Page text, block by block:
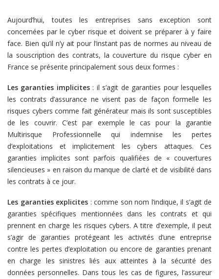
Aujourd’hui, toutes les entreprises sans exception sont
concernées par le cyber risque et doivent se préparer à y faire
face. Bien qu’il n’y ait pour l’instant pas de normes au niveau de
la souscription des contrats, la couverture du risque cyber en
France se présente principalement sous deux formes :
Les garanties implicites: il s’agit de garanties pour lesquelles
les contrats d’assurance ne visent pas de façon formelle les
risques cybers comme fait générateur mais ils sont susceptibles
de les couvrir. C’est par exemple le cas pour la garantie
Multirisque Professionnelle qui indemnise les pertes
d’exploitations et implicitement les cybers attaques. Ces
garanties implicites sont parfois qualifiées de « couvertures
silencieuses » en raison du manque de clarté et de visibilité dans
les contrats à ce jour.
Les garanties explicites : comme son nom l’indique, il s’agit de
garanties spécifiques mentionnées dans les contrats et qui
prennent en charge les risques cybers. A titre d’exemple, il peut
s’agir de garanties protégeant les activités d’une entreprise
contre les pertes d’exploitation ou encore de garanties prenant
en charge les sinistres liés aux atteintes à la sécurité des
données personnelles. Dans tous les cas de figures, l’assureur